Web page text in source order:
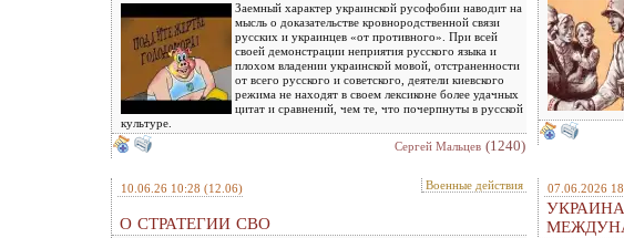
Заемный характер украинской русофобии наводит на
мысль о доказательстве кровнородственной связи
русских и украинцев «от противного». При всей
своей демонстрации неприятия русского языка и
плохом владении украинской мовой, отстраненности
от всего русского и советского, деятели киевского
режима не находят в своем лексиконе более удачных
цитат и сравнений, чем те, что почерпнуты в русской
культуре.
Сергей Мальцев (1240)
10.06.26 10:28 (12.06) Военные действия
О СТРАТЕГИИ СВО
07.06.2026